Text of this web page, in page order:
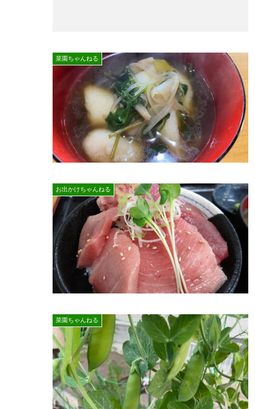
菜園ちゃんねる
お出かけちゃんねる
菜園ちゃんねる